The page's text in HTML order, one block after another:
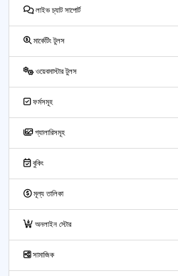
লাইভ চ্যাট সাপোর্ট
মার্কেটিং টুলস
ওয়েবমাস্টার টুলস
ফর্মসমূহ
গ্যালারিসমূহ
বুকিং
মূল্য তালিকা
অনলাইন স্টোর
সামাজিক